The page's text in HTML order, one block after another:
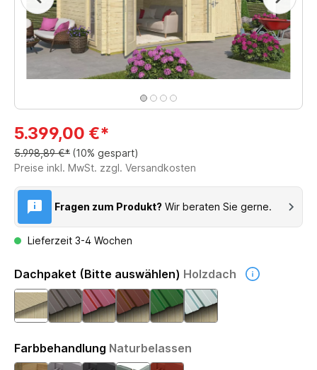
5.399,00 €*
5.998,89 €* (10% gespart)
Preise inkl. MwSt. zzgl. Versandkosten
Fragen zum Produkt? Wir beraten Sie gerne.
Lieferzeit 3-4 Wochen
Dachpaket (Bitte auswählen) Holzdach
Farbbehandlung Naturbelassen